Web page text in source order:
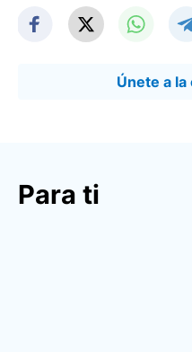
Únete a
Para ti